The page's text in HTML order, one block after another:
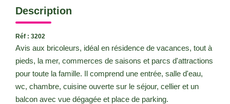
Description
Réf : 3202
Avis aux bricoleurs, idéal en résidence de vacances, tout à
pieds, la mer, commerces de saisons et parcs d'attractions
pour toute la famille. Il comprend une entrée, salle d'eau,
wc, chambre, cuisine ouverte sur le séjour, cellier et un
balcon avec vue dégagée et place de parking.